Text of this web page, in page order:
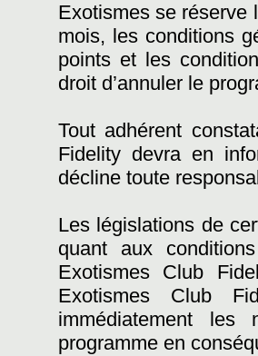
Exotismes se réserve
mois, les conditions
points et les
droit d’annuler le
Tout adhérent
Fidelity devra en
décline toute
Les législations de
quant aux
Exotismes Club
Exotismes Club
immédiatement
programme en